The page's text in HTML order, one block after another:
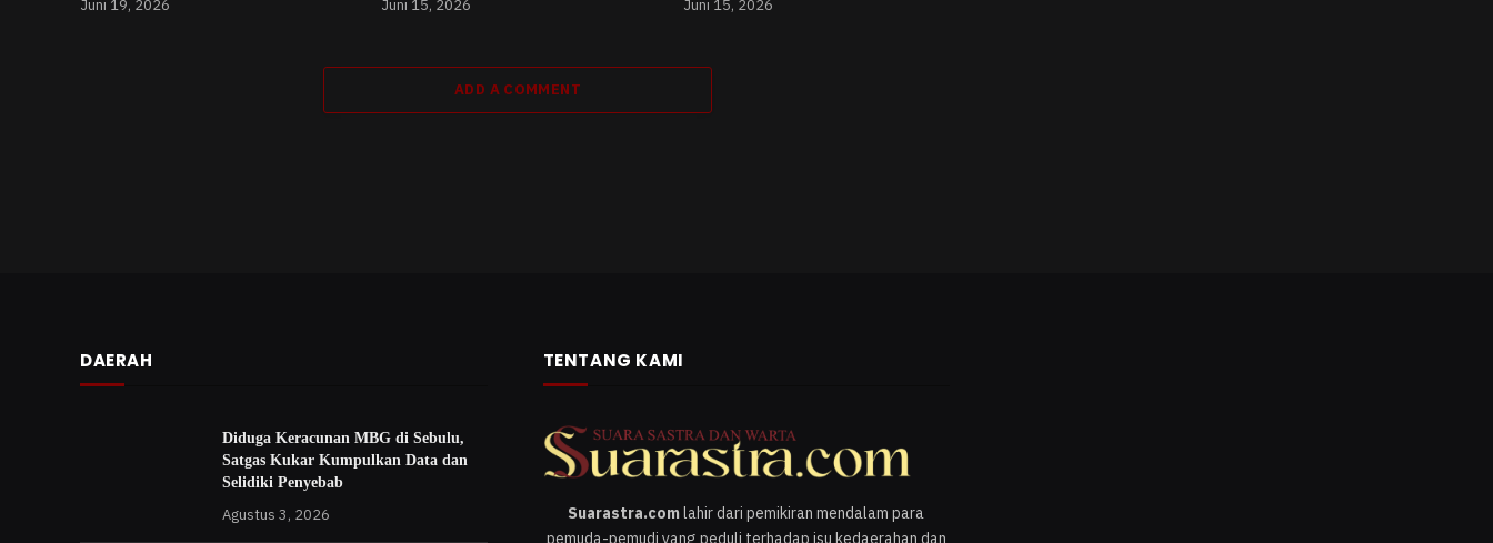
Juni 19, 2026
Juni 15, 2026
Juni 15, 2026
ADD A COMMENT
DAERAH
Diduga Keracunan MBG di Sebulu,
Satgas Kukar Kumpulkan Data dan
Selidiki Penyebab
Agustus 3, 2026
TENTANG KAMI
Suarastra.comlahir dari pemikiran mendalam para
pemuda-pemudi yang peduli terhadap isu kedaerahan dan